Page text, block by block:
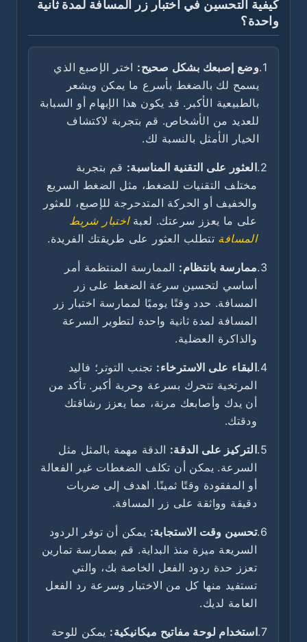
كيفية التحسين في اختبار زر المسافة لمدة ثانية
واحدة؟
1. وضع إصبعك بشكل صحيح: اختر الإصبع الذي
يسمح لك بالضغط بأسرع ما يمكن ويشعر
بالطبيعية الأكبر. قد يكون هذا الإبهام أو السبابة
للعديد من الأشخاص. قم بتجربة لاكتشاف
الخيار الأمثل بالنسبة لك.
2. العثور على التقنية المناسبة: قم بتجربة
مختلف التقنيات للضغط، مثل الضغط السريع
والخفيف أو الحركة المتدحرجة للإصبع، للعثور
على ما يعزز سرعتك. لعبة اختبار شريط
المسافة تتطلب العثور على طريقتك الفريدة.
3. ممارسة بانتظام: الممارسة المنتظمة أمر
أساسي لتحسين سرعة الضغط على زر
المسافة. حدد وقتًا يوميًا لممارسة اختبار زر
المسافة لمدة ثانية واحدة لتطوير السرعة
والذاكرة العضلية.
4. البقاء على الاسترخاء: تجنب التوتر؛ فاليد
المرتخية تتحرك بسرعة وحرية أكبر. تأكد من
أن يدك وأصابعك مرنة، مما يعزز رشاقتك
ودقتك.
5. التركيز على الدقة: الدقة مهمة بالمثل مثل
السرعة. يمكن أن تكلف الضغطات غير الفعالة
أو المفقودة وقتًا ثمينًا. اهدف إلى ضربات
دقيقة وواثقة على زر المسافة.
6. تحسين وقت الاستجابة: يمكن أن توفر الردود
السريعة ميزة منذ البداية. قم بممارسة تمارين
تعزز حدة ردود الفعل الخاصة بك، والتي
تستفيد منها كل من الاختبار وسرعة رد الفعل
العامة لديك.
7. استخدام لوحة مفاتيح ميكانيكية: يمكن للوحة